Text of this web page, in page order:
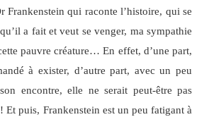
Frankenstein qui raconte l’histoire, qui se
a fait et veut se venger, ma sympathie
pauvre créature… En effet, d’une part,
à exister, d’autre part, avec un peu
encontre, elle ne serait peut-être pas
Et puis, Frankenstein est un peu fatigant à